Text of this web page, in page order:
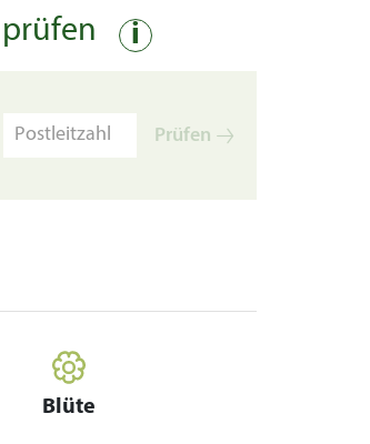
i
Prüfen
Blüte